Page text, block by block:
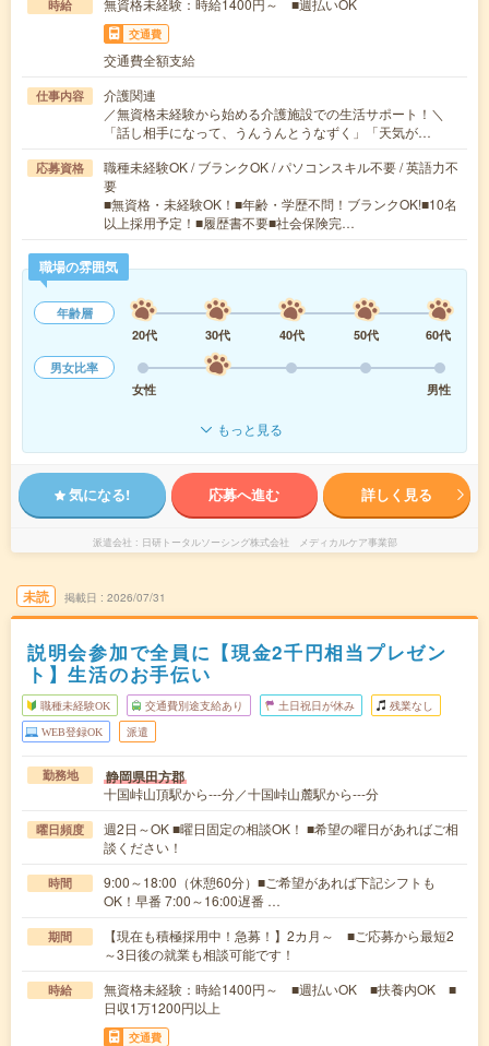
時給 無資格未経験：時給1400円～ ■週払いOK
交通費
交通費全額支給
仕事内容
介護関連
／無資格未経験から始める介護施設での生活サポート！＼
「話し相手になって、うんうんとうなずく」「天気が…
応募資格
職種未経験OK / ブランクOK / パソコンスキル不要 / 英語力不
要
■無資格・未経験OK！■年齢・学歴不問！ブランクOK!■10名
以上採用予定！■履歴書不要■社会保険完…
職場の雰囲気
年齢層
20代
30代 40代 50代
60代
男女比率
女性
男性
もっと見る
気になる! 応募へ進む 詳しく見る
派遣会社 日研トータルソーシング株式会社 メディカルケア事業部
未読 掲載日 2026/07/31
説明会参加で全員に【現金2千円相当プレゼン
ト】生活のお手伝い
職種未経験OK 交通費別途支給あり 土日祝日が休み 残業なし
WEB登録OK 派遣
勤務地 静岡県田方郡
十国峠山頂駅から---分／十国峠山麓駅から---分
曜日頻度
週2日～OK ■曜日固定の相談OK！ ■希望の曜日があればご相
談ください！
時間
9:00～18:00（休憩60分）■ご希望があれば下記シフトも
OK！早番 7:00～16:00遅番 …
期間
【現在も積極採用中！急募！】2カ月～ ■ご応募から最短2
～3日後の就業も相談可能です！
時給
無資格未経験：時給1400円～ ■週払いOK ■扶養内OK ■
日収1万1200円以上
交通費